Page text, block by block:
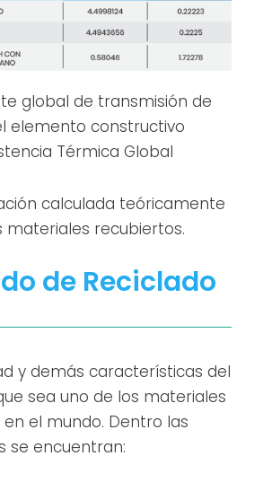
global de transmisión de
elemento constructivo
Térmica Global
calculada teóricamente
materiales recubiertos.
de Reciclado
y demás características del
sea uno de los materiales
el mundo. Dentro las
se encuentran: